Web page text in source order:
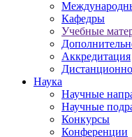
Кафедры
Учебные
Аккредитация
Наука
Научные
Научные
Конкурсы
Конференции